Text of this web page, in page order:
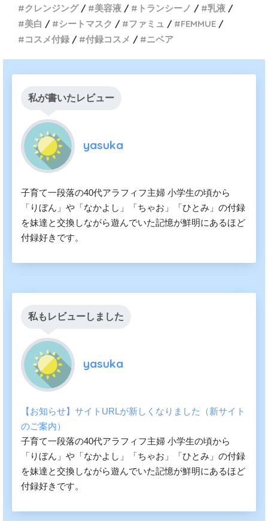
クレンジング 美容液 トランシーノ
乳液
美白
シートマスク ファミュ
FEMMUE
コスメ付録
付録コスメ ニベア
私が書いたレビュー
yasuka
子育て一段落の40代アラフィフ主婦 小学生の頃から
「りぼん」や「なかよし」「ちゃお」「ひとみ」の付録
を妹達と交換しながら遊んでいた記憶が鮮明にあるほど
付録好きです。
私もレビューしました
yasuka
【お知らせ】サイトURLが新しくなりました（新サイト
のご案内）
子育て一段落の40代アラフィフ主婦 小学生の頃から
「りぼん」や「なかよし」「ちゃお」「ひとみ」の付録
を妹達と交換しながら遊んでいた記憶が鮮明にあるほど
付録好きです。